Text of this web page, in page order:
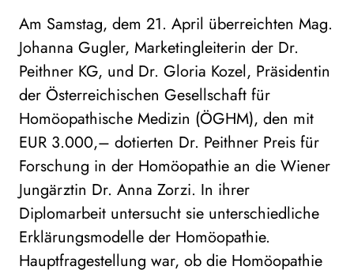
Am Samstag, dem 21. April überreichten Mag.
Johanna Gugler, Marketingleiterin der Dr.
Peithner KG, und Dr. Gloria Kozel, Präsidentin
der Österreichischen Gesellschaft für
Homöopathische Medizin (ÖGHM), den mit
EUR 3.000,– dotierten Dr. Peithner Preis für
Forschung in der Homöopathie an die Wiener
Jungärztin Dr. Anna Zorzi. In ihrer
Diplomarbeit untersucht sie unterschiedliche
Erklärungsmodelle der Homöopathie.
Hauptfragestellung war, ob die Homöopathie